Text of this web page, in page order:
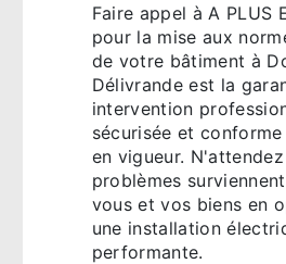
Faire appel à A PLUS
pour la mise aux
de votre bâtiment à
Délivrande est la
intervention
sécurisée et
en vigueur.
problèmes
vous et vos biens en
une installation
performante.